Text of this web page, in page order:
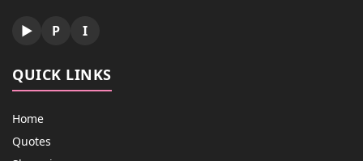
▶ P I
QUICK LINKS
Home
Quotes